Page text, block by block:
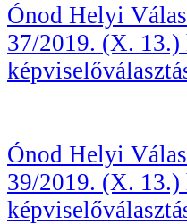
Ónod Helyi
37/2019. (X. 13.)
Ónod Helyi
39/2019. (X. 13.)